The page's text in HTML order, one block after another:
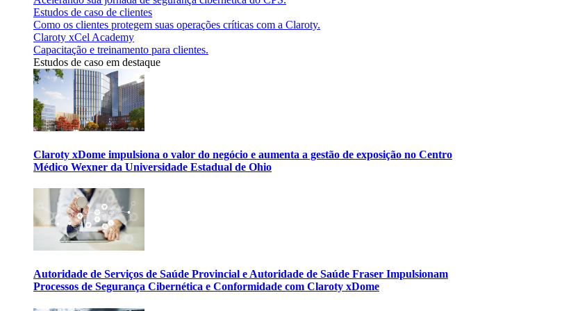
Estudos de caso de clientes
Como os clientes protegem suas operações críticas com a Claroty.
Claroty xCel Academy
Capacitação e treinamento para clientes.
Estudos de caso em destaque
Claroty xDome impulsiona o valor do negócio e aumenta a gestão de exposição no Centro
Médico Wexner da Universidade Estadual de Ohio
Autoridade de Serviços de Saúde Provincial e Autoridade de Saúde Fraser Impulsionam
Processos de Segurança Cibernética e Conformidade com Claroty xDome